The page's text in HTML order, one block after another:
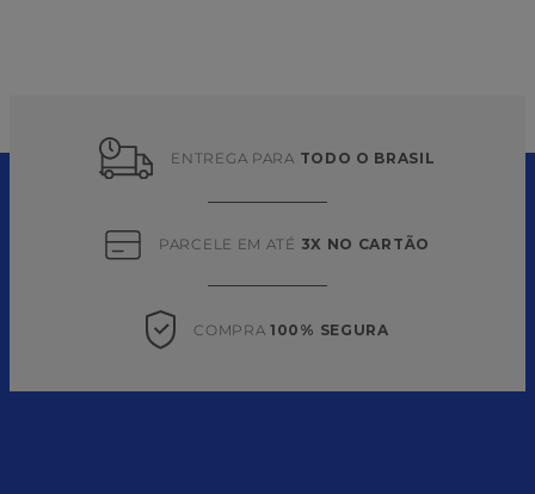
ENTREGA PARA TODO O BRASIL
PARCELE EM ATÉ 3X NO CARTÃO
COMPRA 100% SEGURA